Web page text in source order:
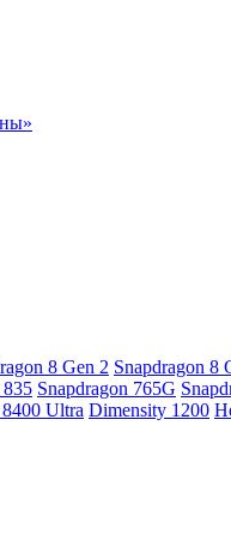
8 Gen 2 Snapdragon 8
835 Snapdragon 765G
Ultra Dimensity 1200